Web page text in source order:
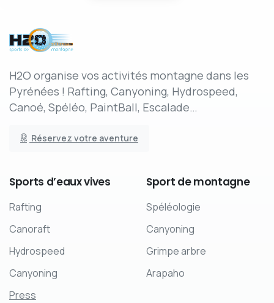
H2O organise vos activités montagne dans les
Pyrénées ! Rafting, Canyoning, Hydrospeed,
Canoé, Spéléo, PaintBall, Escalade…
Réservez votre aventure
Sports d’eauxvives
Rafting
Canoraft
Hydrospeed
Canyoning
Press
Sport demontagne
Spéléologie
Canyoning
Grimpe arbre
Arapaho